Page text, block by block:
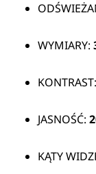
WYMIARY:
KONTRAST:
JASNOŚĆ:
KĄTY